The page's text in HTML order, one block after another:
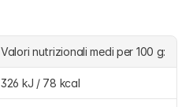
Valori nutrizionali medi per 100 g:
326 kJ / 78 kcal